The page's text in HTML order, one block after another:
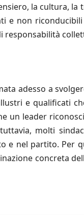
la cultura, la
e non
responsabilità
adesso a
e qualificati
un leader
molti
e nel partito. Per
concreta